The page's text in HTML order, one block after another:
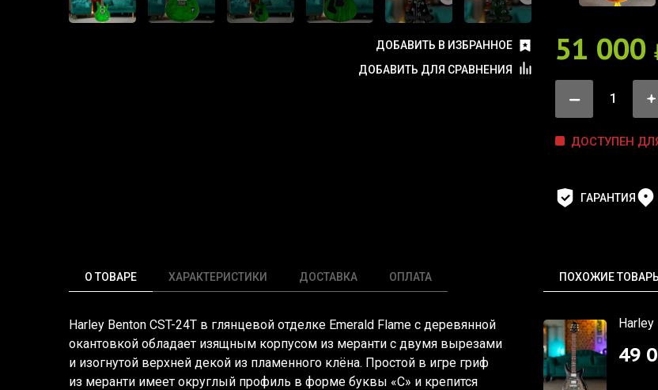
ДОБАВИТЬ В ИЗБРАННОЕ
ДОБАВИТЬ ДЛЯ СРАВНЕНИЯ
51 000
ДОСТУПЕН
ГАРАНТИЯ
О ТОВАРЕ ХАРАКТЕРИСТИКИ ДОСТАВКА ОПЛАТА
Harley Benton CST-24T в глянцевой отделке Emerald Flame с деревянной
окантовкой обладает изящным корпусом из меранти с двумя вырезами
и изогнутой верхней декой из пламенного клёна. Простой в игре гриф
из меранти имеет округлый профиль в форме буквы «С» и крепится
ПОХОЖИЕ ТОВАРЫ
Harley
49